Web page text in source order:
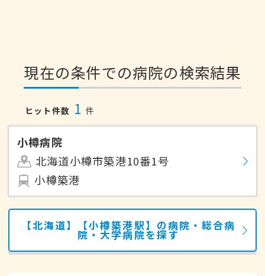
現在の条件での病院の検索結果
ヒット件数 1 件
小樽病院
北海道小樽市築港10番1号
小樽築港
【北海道】【小樽築港駅】の病院・総合病
院・大学病院を探す